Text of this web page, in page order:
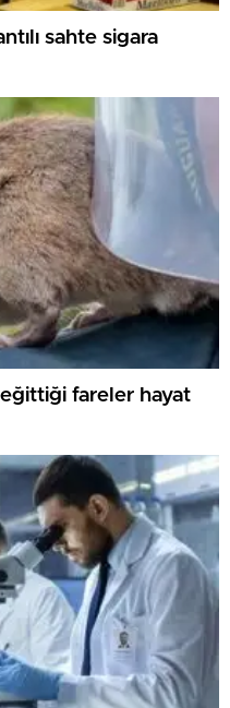
sahte sigara
eğittiği fareler hayat